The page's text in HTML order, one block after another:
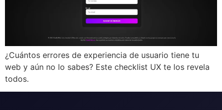
¿Cuántos errores de experiencia de usuario tiene tu
web y aún no lo sabes? Este checklist UX te los revela
todos.